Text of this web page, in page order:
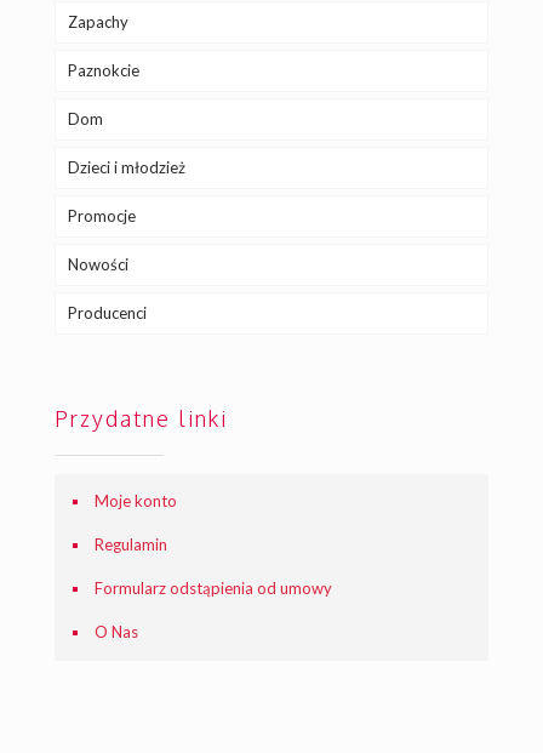
Zapachy
Paznokcie
Dom
Dzieci i młodzież
Promocje
Nowości
Producenci
Przydatne linki
Moje konto
Regulamin
Formularz odstąpienia od umowy
O Nas